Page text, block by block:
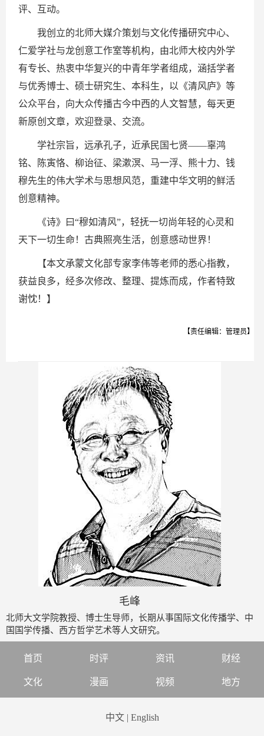
评、互动。
我创立的北师大媒介策划与文化传播研究中心、
仁爱学社与龙创意工作室等机构，由北师大校内外学
有专长、热衷中华复兴的中青年学者组成，涵括学者
与优秀博士、硕士研究生、本科生，以《清风庐》等
公众平台，向大众传播古今中西的人文智慧，每天更
新原创文章，欢迎登录、交流。
学社宗旨，远承孔子，近承民国七贤——辜鸿
铭、陈寅恪、柳诒征、梁漱溟、马一浮、熊十力、钱
穆先生的伟大学术与思想风范，重建中华文明的鲜活
创意精神。
《诗》曰“穆如清风”，轻抚一切尚年轻的心灵和
天下一切生命！古典照亮生活，创意感动世界！
【本文承蒙文化部专家李伟等老师的悉心指教，
获益良多，经多次修改、整理、提炼而成，作者特致
谢忱！】
【责任编辑：管理员】
毛峰
北师大文学院教授、博士生导师，长期从事国际文化传播学、中
国国学传播、西方哲学艺术等人文研究。
首页 时评 资讯 财经
文化 漫画 视频 地方
中文| English